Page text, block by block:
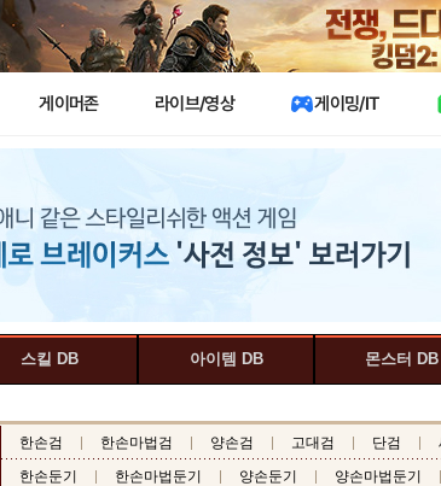
게이머존 라이브/영상 게이밍/IT
스킬 DB 아이템 DB 몬스터 DB
한손검 한손마법검 양손검 고대검 단검
한손둔기
한손마법둔기 양손둔기 양손마법둔기